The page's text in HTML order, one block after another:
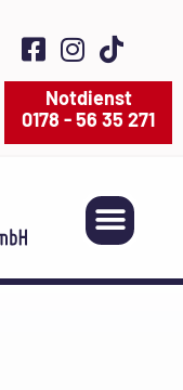
Notdienst
0178 - 56 35 271